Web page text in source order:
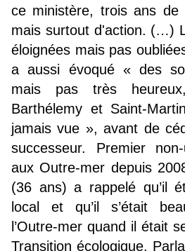
ce ministère, trois ans de
mais surtout d'action. (…)
éloignées mais pas
a aussi évoqué « des
mais pas très
Barthélemy et Saint-
jamais vue », avant de
successeur. Premier
aux Outre-mer depuis
(36 ans) a rappelé qu’il
local et qu’il s’était
l’Outre-mer quand il était
Transition écologique.